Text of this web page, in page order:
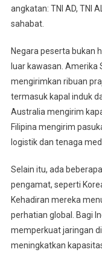
angkatan: TNI AD, TNI
sahabat.
Negara peserta bukan
luar kawasan.
mengirimkan ribuan
termasuk kapal induk
Australia mengirim
Filipina mengirim
logistik dan tenaga
Selain itu, ada
pengamat, seperti
Kehadiran mereka
perhatian global. Bagi
memperkuat jaringan
meningkatkan